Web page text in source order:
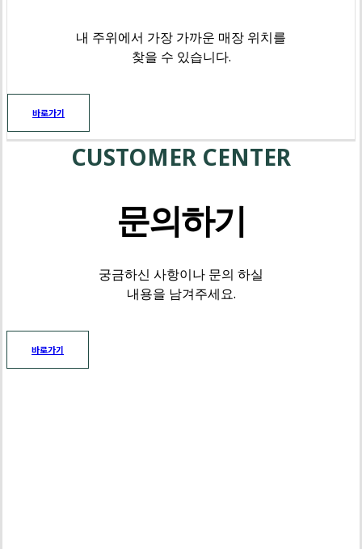
내 주위에서 가장 가까운 매장 위치를
찾을 수 있습니다.
바로가기
CUSTOMER CENTER
문의하기
궁금하신 사항이나 문의 하실
내용을 남겨주세요.
바로가기